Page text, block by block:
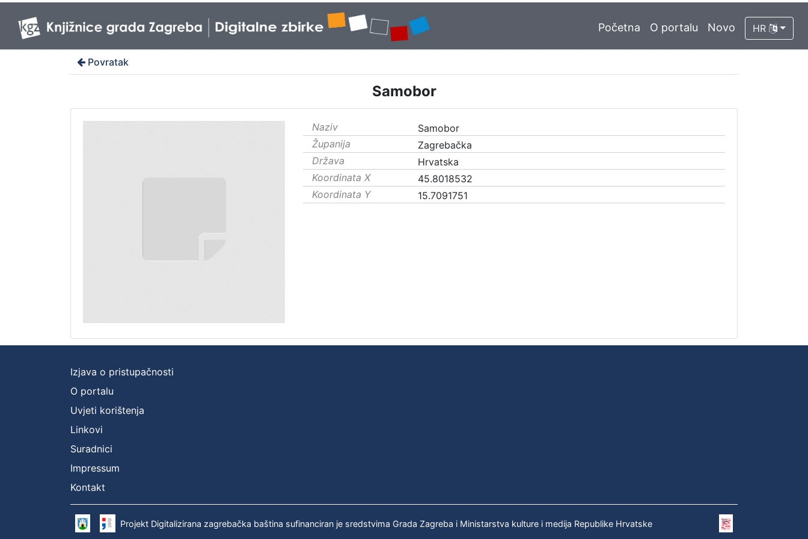
Početna O portalu Novo HR
Povratak
Samobor
Naziv
Samobor
Županija
Zagrebačka
Država
Hrvatska
Koordinata X
45.8018532
Koordinata Y
15.7091751
Izjava o pristupačnosti
O portalu
Uvjeti korištenja
Linkovi
Suradnici
Impressum
Kontakt
Projekt Digitalizirana zagrebačka baština sufinanciran je sredstvima Grada Zagreba i Ministarstva kulture i medija Republike Hrvatske